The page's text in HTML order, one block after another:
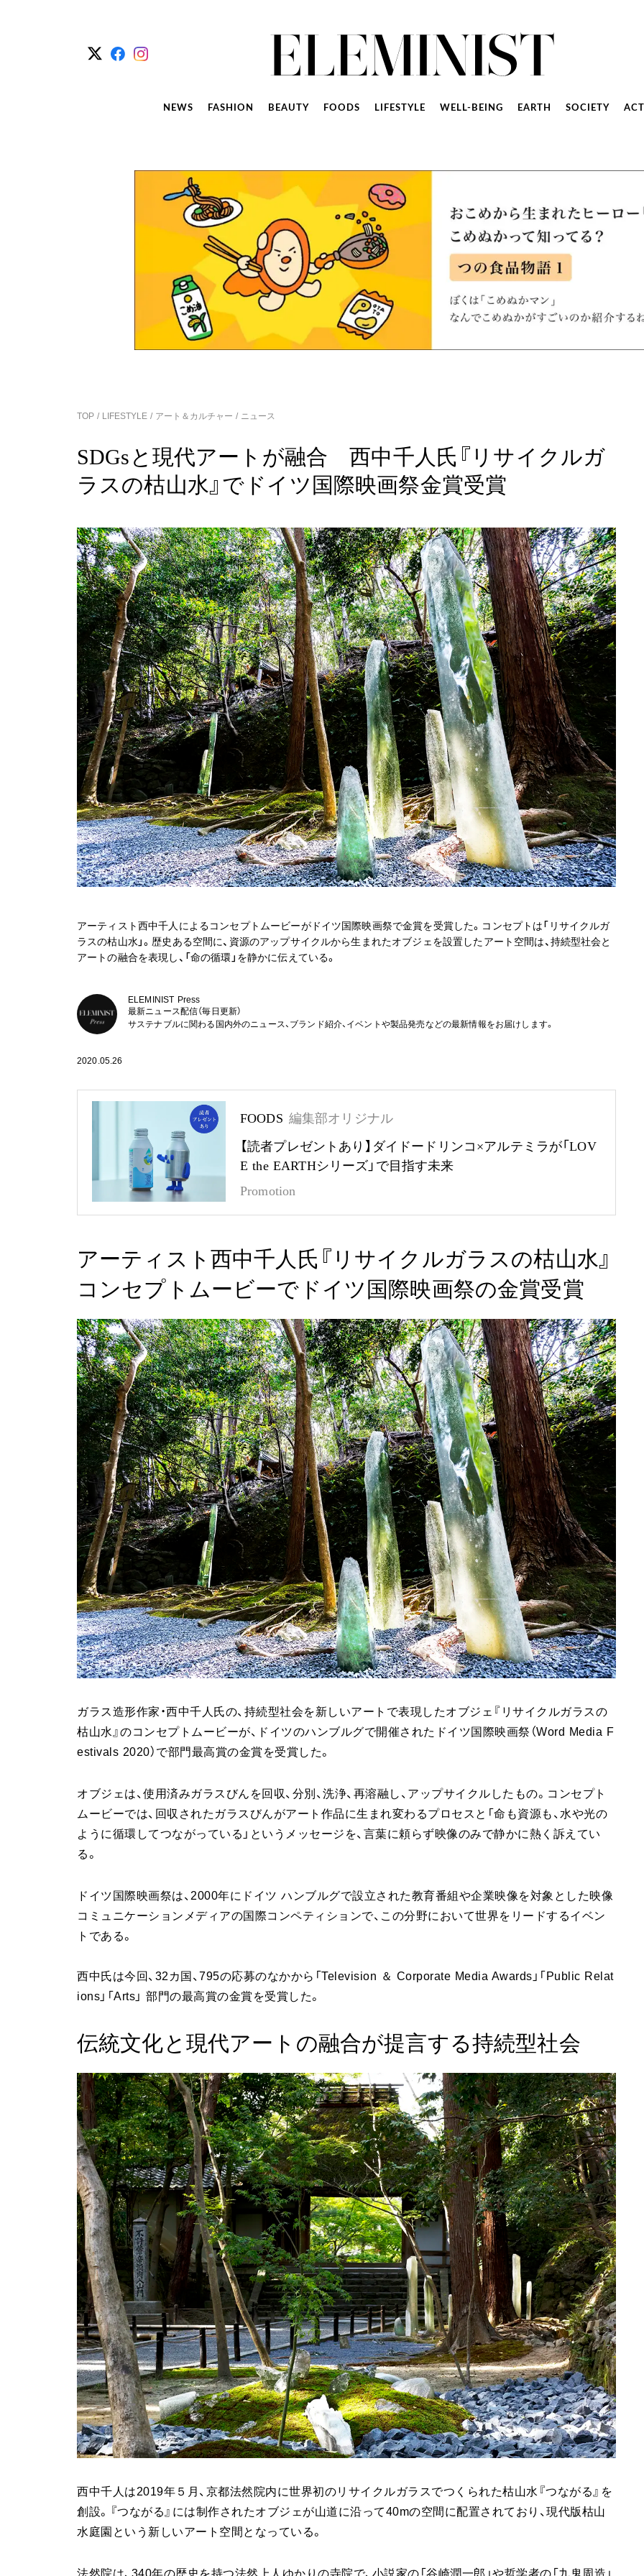
NEWS FASHION BEAUTY FOODS LIFESTYLE WELL-BEING EARTH SOCIETY
TOP LIFESTYLE アート＆カルチャー ニュース
SDGsと現代アートが融合 西中千人氏『リサイクルガ
ラスの枯山水』でドイツ国際映画祭金賞受賞
アーティスト西中千人によるコンセプトムービーがドイツ国際映画祭で金賞を受賞した。コンセプトは「リサイクルガ
ラスの枯山水」。歴史ある空間に、資源のアップサイクルから生まれたオブジェを設置したアート空間は、持続型社会と
アートの融合を表現し、「命の循環」を静かに伝えている。
ELEMINIST Press
最新ニュース配信（毎日更新）
サステナブルに関わる国内外のニュース、ブランド紹介、イベントや製品発売などの最新情報をお届けします。
2020.05.26
FOODS 編集部オリジナル
【読者プレゼントあり】ダイドードリンコ×アルテミラが「LOV
E the EARTHシリーズ」で目指す未来
Promotion
アーティスト西中千人氏『リサイクルガラスの枯山水』
コンセプトムービーでドイツ国際映画祭の金賞受賞
ガラス造形作家・西中千人氏の、持続型社会を新しいアートで表現したオブジェ『リサイクルガラスの
枯山水』のコンセプトムービーが、ドイツのハンブルグで開催されたドイツ国際映画祭（Word Media F
estivals 2020）で部門最高賞の金賞を受賞した。
オブジェは、使用済みガラスびんを回収、分別、洗浄、再溶融し、アップサイクルしたもの。コンセプト
ムービーでは、回収されたガラスびんがアート作品に生まれ変わるプロセスと「命も資源も、水や光の
ように循環してつながっている」というメッセージを、言葉に頼らず映像のみで静かに熱く訴えてい
る。
ドイツ国際映画祭は、2000年にドイツ ハンブルグで設立された教育番組や企業映像を対象とした映像
コミュニケーションメディアの国際コンペティションで、この分野において世界をリードするイベン
トである。
西中氏は今回、32カ国、795の応募のなかから「Television ＆ Corporate Media Awards」「Public Relat
ions」「Arts」 部門の最高賞の金賞を受賞した。
伝統文化と現代アートの融合が提言する持続型社会
西中千人は2019年５月、京都法然院内に世界初のリサイクルガラスでつくられた枯山水『つながる』を
創設。『つながる』には制作されたオブジェが山道に沿って40mの空間に配置されており、現代版枯山
水庭園という新しいアート空間となっている。
法然院は、340年の歴史を持つ法然上人ゆかりの寺院で、小説家の「谷崎潤一郎」や哲学者の「九鬼周造」